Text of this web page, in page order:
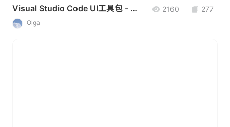
Visual Studio Code UI工具包 - UI设计素材 2160 277
Olga